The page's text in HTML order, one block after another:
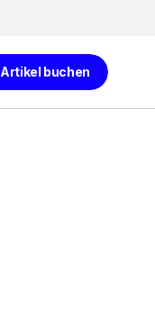
Artikel buchen